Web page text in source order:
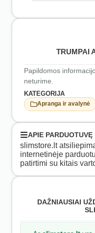
TRUMPAI
Papildomos
neturime.
KATEGORIJA
Apranga ir avalynė
APIE PARDUOTUVĘ
slimstore.lt
internetinėje
patirtimi su kitais
DAŽNIAUSIAI